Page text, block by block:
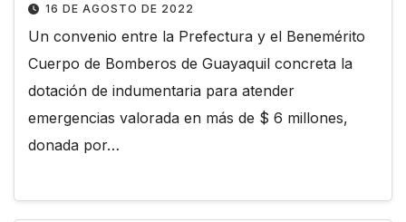
16 DE AGOSTO DE 2022
Un convenio entre la Prefectura y el Benemérito
Cuerpo de Bomberos de Guayaquil concreta la
dotación de indumentaria para atender
emergencias valorada en más de $ 6 millones,
donada por…